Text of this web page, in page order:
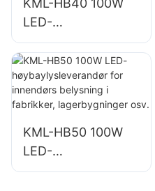
KML-HB40 100W
LED-
høybaylysleverand
ør for
innendørsbelysning
i fabrikker,
KML-HB50 100W
LED-
høybaylysleverand